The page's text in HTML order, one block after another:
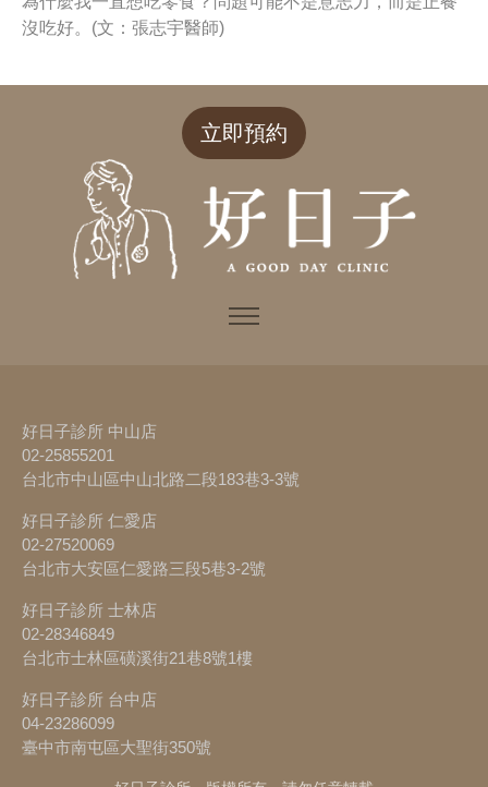
沒吃好。(文：張志宇醫師)
立即預約
好日子診所 中山店
02-25855201
台北市中山區中山北路二段183巷3-3號
好日子診所 仁愛店
02-27520069
台北市大安區仁愛路三段5巷3-2號
好日子診所 士林店
02-28346849
台北市士林區磺溪街21巷8號1樓
好日子診所 台中店
04-23286099
臺中市南屯區大聖街350號